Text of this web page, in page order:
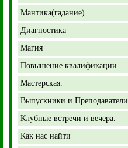
Мантика(гадание)
Диагностика
Магия
Повышение квалификации
Мастерская.
Выпускники и Преподаватели
Клубные встречи и вечера.
Как нас найти